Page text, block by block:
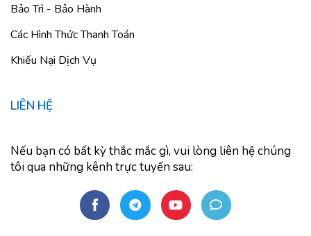
Bảo Trì - Bảo Hành
Các Hình Thức Thanh Toán
Khiếu Nại Dịch Vụ
LIÊN HỆ
Nếu bạn có bất kỳ thắc mắc gì, vui lòng liên hệ chúng
tôi qua những kênh trực tuyến sau: